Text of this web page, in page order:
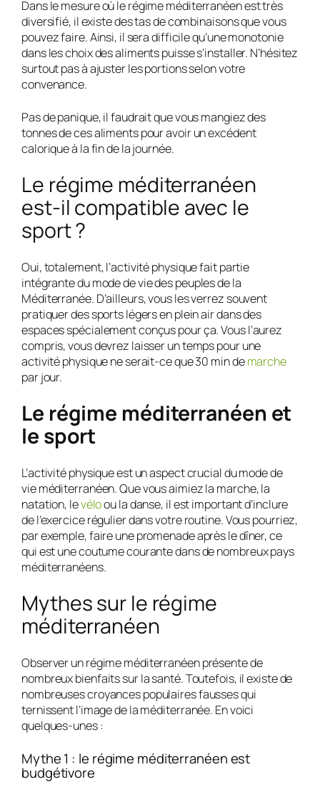
Dans le mesure où le régime méditerranéen est très
diversifié, il existe des tas de combinaisons que vous
pouvez faire. Ainsi, il sera difficile qu’une monotonie
dans les choix des aliments puisse s’installer. N’hésitez
surtout pas à ajuster les portions selon votre
convenance.
Pas de panique, il faudrait que vous mangiez des
tonnes de ces aliments pour avoir un excédent
calorique à la fin de la journée.
Le régime méditerranéen
est-il compatible avec le
sport ?
Oui, totalement, l’activité physique fait partie
intégrante du mode de vie des peuples de la
Méditerranée. D’ailleurs, vous les verrez souvent
pratiquer des sports légers en plein air dans des
espaces spécialement conçus pour ça. Vous l’aurez
compris, vous devrez laisser un temps pour une
activité physique ne serait-ce que 30 min demarche
par jour.
Le régime méditerranéen et
le sport
L’activité physique est un aspect crucial du mode de
vie méditerranéen. Que vous aimiez la marche, la
natation, levéloou la danse, il est important d’inclure
de l’exercice régulier dans votre routine. Vous pourriez,
par exemple, faire une promenade après le dîner, ce
qui est une coutume courante dans de nombreux pays
méditerranéens.
Mythes sur le régime
méditerranéen
Observer un régime méditerranéen présente de
nombreux bienfaits sur la santé. Toutefois, il existe de
nombreuses croyances populaires fausses qui
ternissent l’image de la méditerranée. En voici
quelques-unes :
Mythe 1 : le régime méditerranéen est
budgétivore